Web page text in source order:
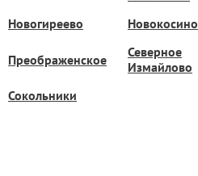
Новогиреево Новокосино
Преображенское
Северное
Измайлово
Сокольники